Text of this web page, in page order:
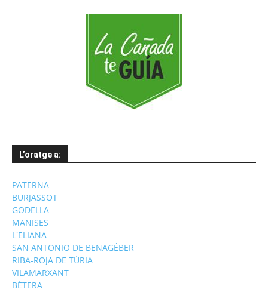
L’oratge a:
PATERNA
BURJASSOT
GODELLA
MANISES
L'ELIANA
SAN ANTONIO DE BENAGÉBER
RIBA-ROJA DE TÚRIA
VILAMARXANT
BÉTERA